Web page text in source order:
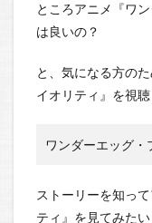
ところアニメ『ワ
は良いの？
と、気になる方の
イオリティ』を視
ワンダーエッグ・
ストーリーを知っ
ティ』を見てみたい